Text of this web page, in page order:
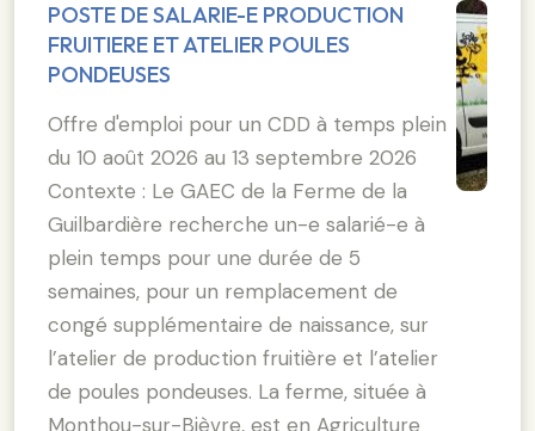
POSTE DE SALARIE-E PRODUCTION
FRUITIERE ET ATELIER POULES
PONDEUSES
Offre d'emploi pour un CDD à temps plein
du 10 août 2026 au 13 septembre 2026
Contexte : Le GAEC de la Ferme de la
Guilbardière recherche un-e salarié-e à
plein temps pour une durée de 5
semaines, pour un remplacement de
congé supplémentaire de naissance, sur
l’atelier de production fruitière et l’atelier
de poules pondeuses. La ferme, située à
Monthou-sur-Bièvre, est en Agriculture